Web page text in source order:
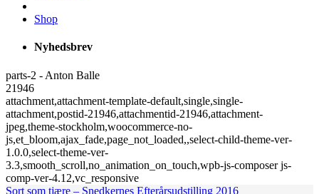
Shop
Nyhedsbrev
parts-2 - Anton Balle
21946
attachment,attachment-template-default,single,single-
attachment,postid-21946,attachmentid-21946,attachment-
jpeg,theme-stockholm,woocommerce-no-
js,et_bloom,ajax_fade,page_not_loaded,,select-child-theme-ver-
1.0.0,select-theme-ver-
3.3,smooth_scroll,no_animation_on_touch,wpb-js-composer js-
comp-ver-4.12,vc_responsive
Sort som tjære – Snedkernes Efterårsudstilling 2016